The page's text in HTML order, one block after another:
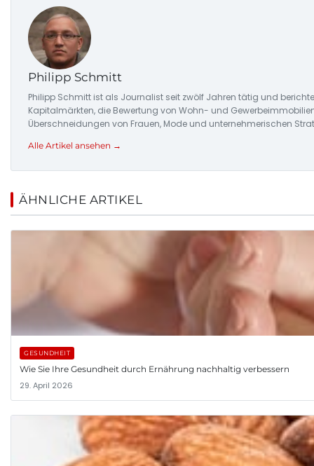
Philipp Schmitt
Philipp Schmitt ist als Journalist seit zwölf Jahren tätig und
Kapitalmärkten, die Bewertung von Wohn- und
Überschneidungen von Frauen, Mode und unternehmerischen
Alle Artikel ansehen →
ÄHNLICHE ARTIKEL
GESUNDHEIT
Wie Sie Ihre Gesundheit durch Ernährung nachhaltig verbessern
29. April 2026